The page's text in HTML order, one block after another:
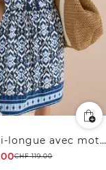
Robe mi-longue avec motif graphique
CHF119.00